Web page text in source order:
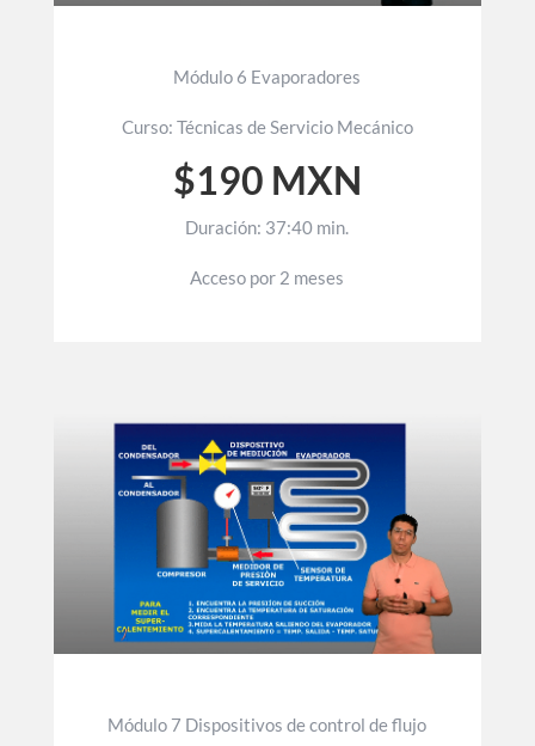
Módulo 6 Evaporadores
Curso: Técnicas de Servicio Mecánico
$190 MXN
Duración: 37:40 min.
Acceso por 2 meses
Módulo 7 Dispositivos de control de flujo